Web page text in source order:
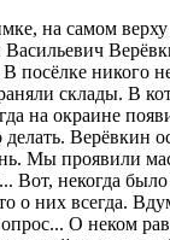
на самом верху
Васильевич
В посёлке
склады. В
на окраине
Верёвкин
Мы проявили
Вот, некогда
о них всегда.
О неком